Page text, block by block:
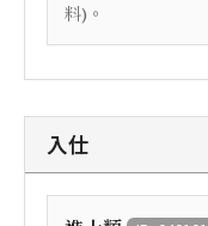
料)。
入仕